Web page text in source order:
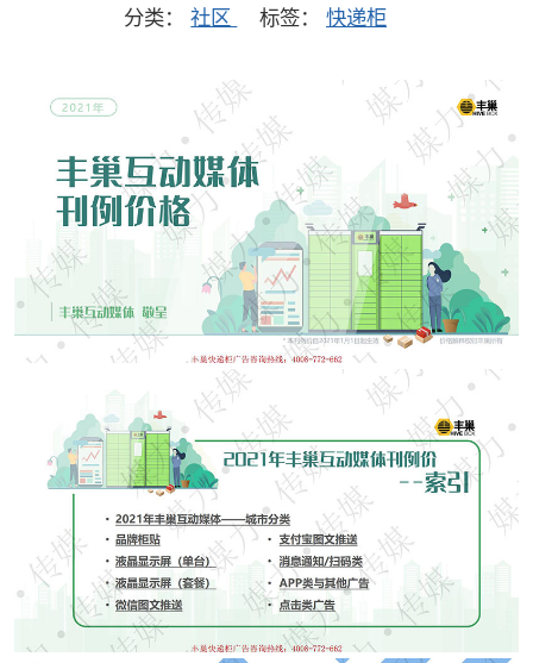
分类：社区 标签： 快递柜